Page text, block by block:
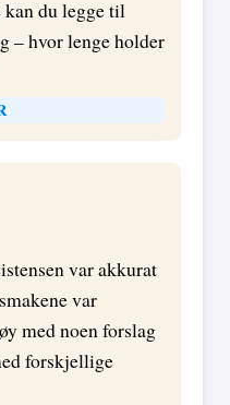
du legge til
– hvor lenge holder
var akkurat
var
med noen forslag
forskjellige